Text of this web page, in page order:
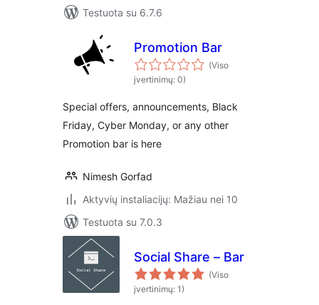
Testuota su 6.7.6
Promotion Bar
(Viso
įvertinimų: 0)
Special offers, announcements, Black
Friday, Cyber Monday, or any other
Promotion bar is here
Nimesh Gorfad
Aktyvių instaliacijų: Mažiau nei 10
Testuota su 7.0.3
Social Share – Bar
(Viso
įvertinimų: 1)